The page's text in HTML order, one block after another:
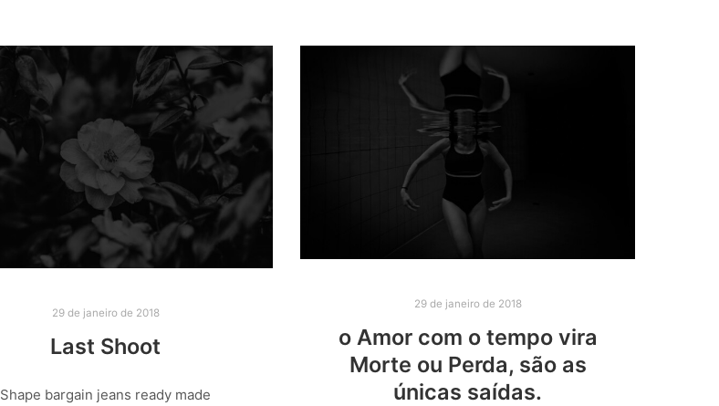
29 de janeiro de 2018
Last Shoot
Shape bargain jeans ready made
29 de janeiro de 2018
o Amor com o tempo vira
Morte ou Perda, são as
únicas saídas.